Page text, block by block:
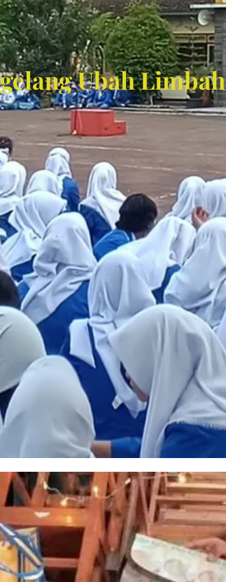
Ubah Limbah